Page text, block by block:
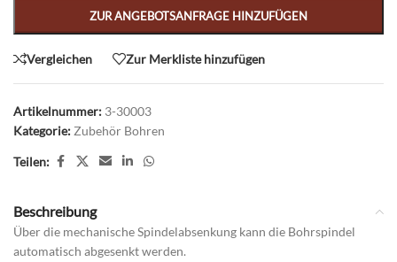
ZUR ANGEBOTSANFRAGE HINZUFÜGEN
Vergleichen Zur Merkliste hinzufügen
Artikelnummer: 3-30003
Kategorie: Zubehör Bohren
Teilen:
Beschreibung
Über die mechanische Spindelabsenkung kann die Bohrspindel
automatisch abgesenkt werden.